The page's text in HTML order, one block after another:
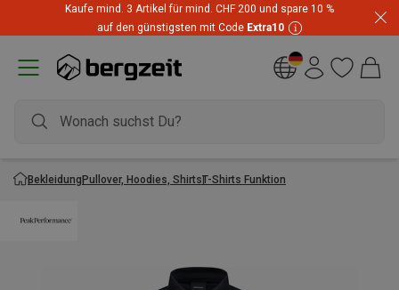
Kaufe mind. 3 Artikel für mind. CHF 200 und spare 10 %
auf den günstigsten mit Code Extra10
BekleidungPullover, Hoodies, ShirtsT-Shirts Funktion